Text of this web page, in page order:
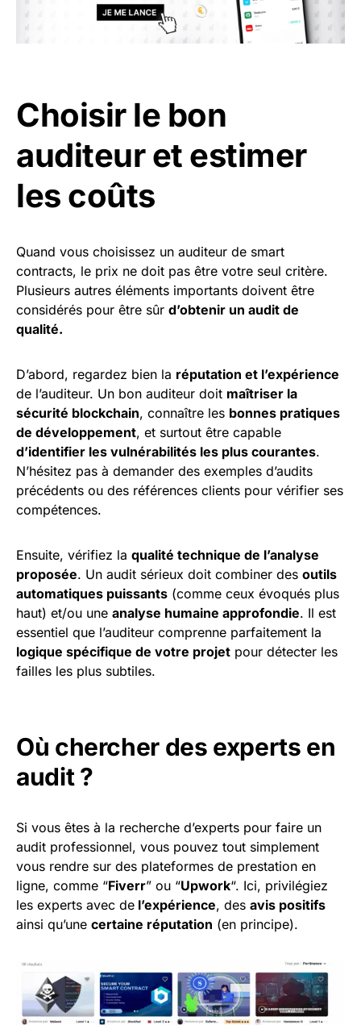
Choisir le bon
auditeur et estimer
les coûts
Quand vous choisissez un auditeur de smart
contracts, le prix ne doit pas être votre seul critère.
Plusieurs autres éléments importants doivent être
considérés pour être sûr d’obtenir un audit de
qualité.
D’abord, regardez bien la réputation et l’expérience
de l’auditeur. Un bon auditeur doit maîtriser la
sécurité blockchain, connaître les bonnes pratiques
de développement, et surtout être capable
d’identifier les vulnérabilités les plus courantes.
N’hésitez pas à demander des exemples d’audits
précédents ou des références clients pour vérifier ses
compétences.
Ensuite, vérifiez la qualité technique de l’analyse
proposée. Un audit sérieux doit combiner des outils
automatiques puissants (comme ceux évoqués plus
haut) et/ou une analyse humaine approfondie. Il est
essentiel que l’auditeur comprenne parfaitement la
logique spécifique de votre projet pour détecter les
failles les plus subtiles.
Où chercher des experts en
audit ?
Si vous êtes à la recherche d’experts pour faire un
audit professionnel, vous pouvez tout simplement
vous rendre sur des plateformes de prestation en
ligne, comme “Fiverr” ou “Upwork“. Ici, privilégiez
les experts avec de l’expérience, des avis positifs
ainsi qu’une certaine réputation (en principe).